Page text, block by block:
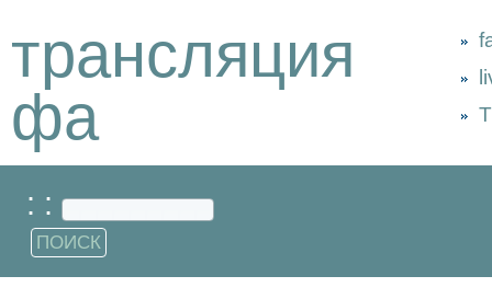
трансляция
фа
: :